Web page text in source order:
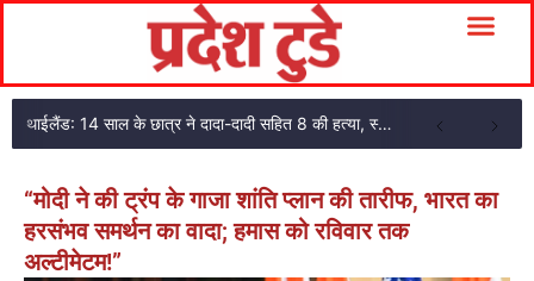
थाईलैंड: 14 साल के छात्र ने दादा-दादी सहित 8 की हत्या, स्कूल में फायरिंग के बाद खुद को मारा
“मोदी ने की ट्रंप के गाजा शांति प्लान की तारीफ, भारत का
हरसंभव समर्थन का वादा; हमास को रविवार तक
अल्टीमेटम!”